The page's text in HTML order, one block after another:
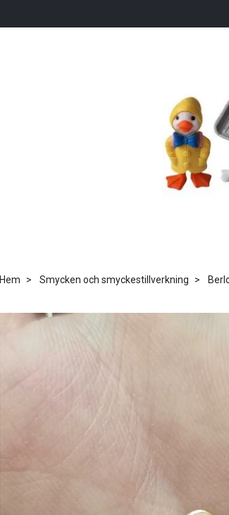
Hem Smycken och smyckestillverkning